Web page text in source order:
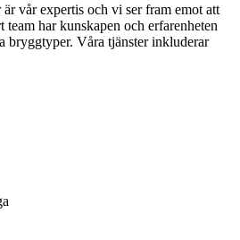
vår expertis och vi ser fram emot att
har kunskapen och erfarenheten
bryggtyper. Våra tjänster inkluderar